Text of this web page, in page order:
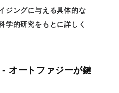
ジングに与える具体的な
学的研究をもとに詳しく
オートファジーが鍵